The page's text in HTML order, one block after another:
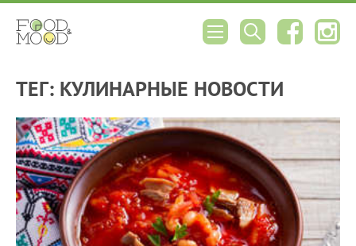
ТЕГ: КУЛИНАРНЫЕ НОВОСТИ